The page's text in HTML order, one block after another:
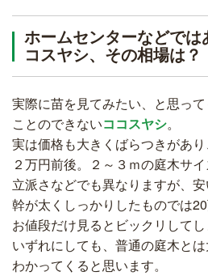
ホームセンターなどでは
コスヤシ、その相場は？
実際に苗を見てみたい、と思っ
ことのできないココスヤシ。
実は価格も大きくばらつきがあ
２万円前後。２～３ｍの庭木サ
立派さなどでも異なりますが、安
幹が太くしっかりしたものでは
お値段だけ見るとビックリしてし
いずれにしても、普通の庭木と
わかってくると思います。